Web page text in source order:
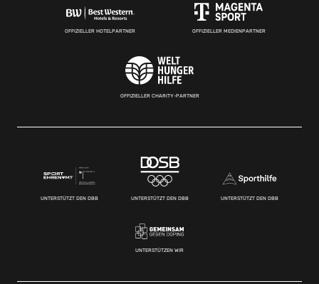
OFFIZIELLER HOTELPARTNER OFFIZIELLER MEDIENPARTNER
OFFIZIELLER CHARITY-PARTNER
UNTERSTÜTZT DEN DBB UNTERSTÜTZT DEN DBB UNTERSTÜTZT DEN DBB
UNTERSTÜTZEN WIR